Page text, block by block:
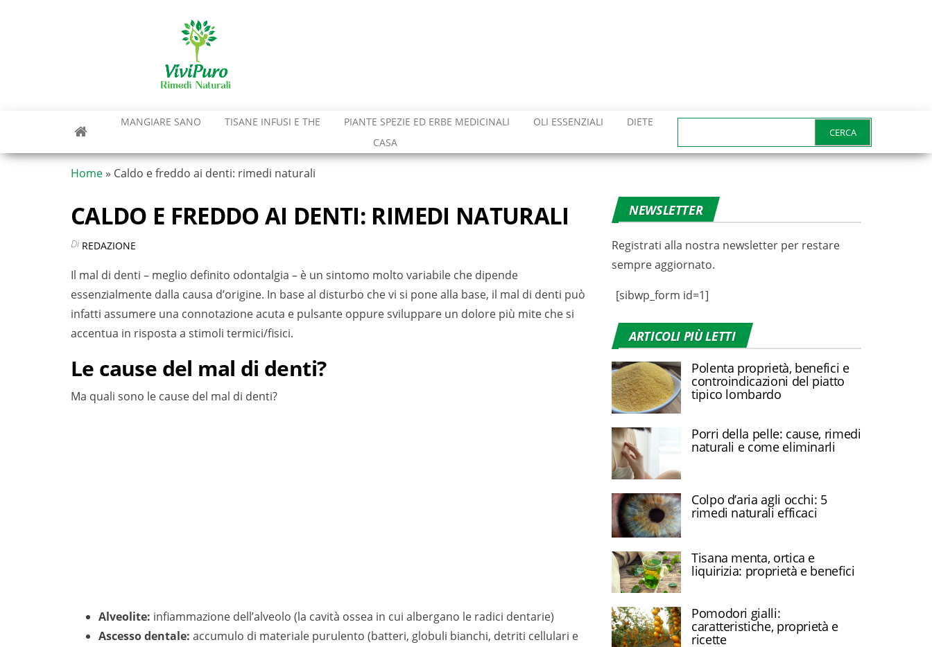
MANGIARE SANO TISANE INFUSI E THE PIANTE SPEZIE ED ERBE MEDICINALI OLI ESSENZIALI
DIETE
CASA
per:
Home » Caldo e freddo ai denti: rimedi naturali
CALDO E FREDDO AI DENTI: RIMEDI NATURALI
Di REDAZIONE
Il mal di denti – meglio definito odontalgia – è un sintomo molto variabile che dipende
essenzialmente dalla causa d’origine. In base al disturbo che vi si pone alla base, il mal di denti può
infatti assumere una connotazione acuta e pulsante oppure sviluppare un dolore più mite che si
accentua in risposta a stimoli termici/fisici.
Le cause del mal di denti?
Ma quali sono le cause del mal di denti?
Alveolite: infiammazione dell’alveolo (la cavità ossea in cui albergano le radici dentarie)
Ascesso dentale: accumulo di materiale purulento (batteri, globuli bianchi, detriti cellulari e
NEWSLETTER
Registrati alla nostra newsletter per restare
sempre aggiornato.
[sibwp_form id=1]
ARTICOLI PIÙ LETTI
Polenta proprietà, benefici e
controindicazioni del piatto
tipico lombardo
Porri della pelle: cause, rimedi
naturali e come eliminarli
Colpo d’aria agli occhi: 5
rimedi naturali efficaci
Tisana menta, ortica e
liquirizia: proprietà e benefici
Pomodori gialli:
caratteristiche, proprietà e
ricette